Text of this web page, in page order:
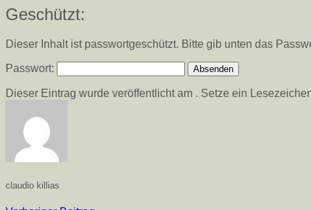
Geschützt:
Dieser Inhalt ist passwortgeschützt. Bitte gib unten das
Passwort:
Dieser Eintrag wurde veröffentlicht am . Setze ein
claudio killias